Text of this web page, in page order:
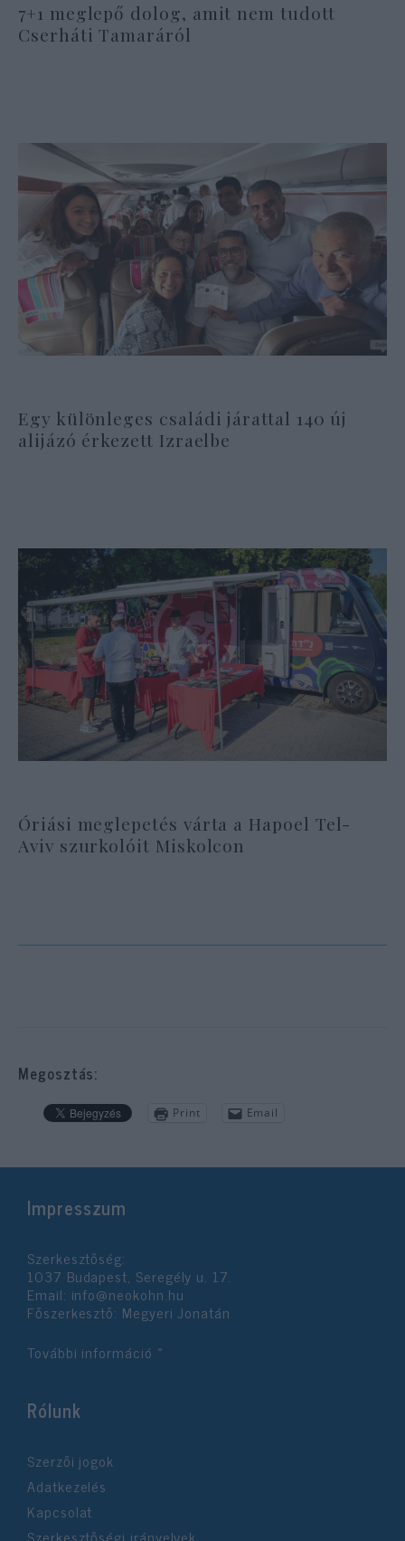
7+1 meglepő dolog, amit nem tudott
Cserháti Tamaráról
Egy különleges családi járattal 140 új
alijázó érkezett Izraelbe
Óriási meglepetés várta a Hapoel Tel-
Aviv szurkolóit Miskolcon
Megosztás:
Print Email
Impresszum
Szerkesztőség:
1037 Budapest, Seregély u. 17.
Email: info@neokohn.hu
Főszerkesztő: Megyeri Jonatán
További információ »
Rólunk
Szerzői jogok
Adatkezelés
Kapcsolat
Szerkesztőségi irányelvek